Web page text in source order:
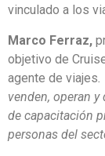
vinculado a los
Marco Ferraz,
objetivo de
agente de viajes
venden, operan
de capacitación
personas del